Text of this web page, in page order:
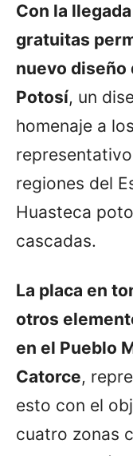
Con la
gratuitas
nuevo diseño
Potosí, un
homenaje a
regiones del
Huasteca
cascadas.
La placa en
otros
en el Pueblo
Catorce,
esto con el
cuatro zonas